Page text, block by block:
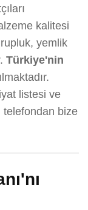
kalitesi
yemlik
Türkiye'nin
listesi ve
telefondan bize